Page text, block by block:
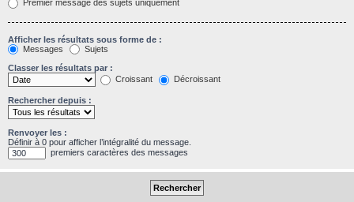
Premier message des sujets uniquement
Afficher les résultats sous forme de :
Messages
Sujets
Classer les résultats par :
Croissant
Décroissant
Rechercher depuis :
Renvoyer les :
Définir à 0 pour afficher l’intégralité du message.
premiers caractères des messages